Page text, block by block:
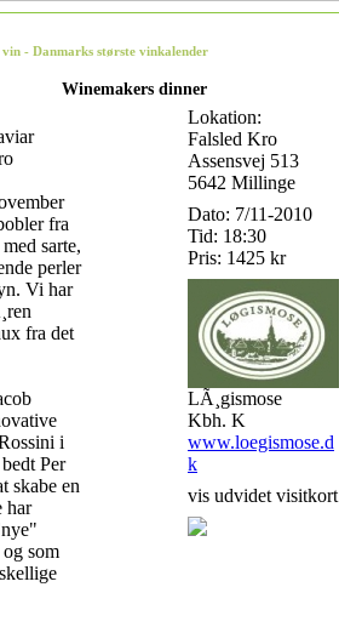
- Danmarks største vinkalender
Winemakers dinner
fra
sarte,
perler
Vi har
fra det
i
Per
skabe en
har
som
Lokation:
Falsled Kro
Assensvej 513
5642 Millinge
Dato: 7/11-2010
Tid: 18:30
Pris: 1425 kr
LÃ¸gismose
Kbh. K
www.loegismose.d
k
vis udvidet visitkort